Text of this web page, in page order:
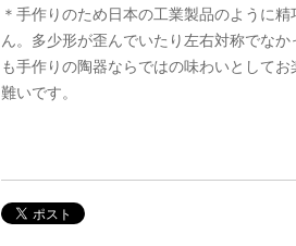
＊手作りのため日本の工業製品のように
ん。多少形が歪んでいたり左右対称でなか
も手作りの陶器ならではの味わいとして
難いです。